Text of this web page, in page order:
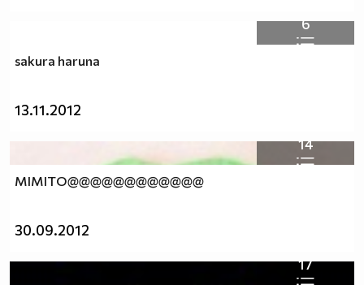
6
sakura haruna
13.11.2012
14
MIMITO@@@@@@@@@@@@
30.09.2012
17